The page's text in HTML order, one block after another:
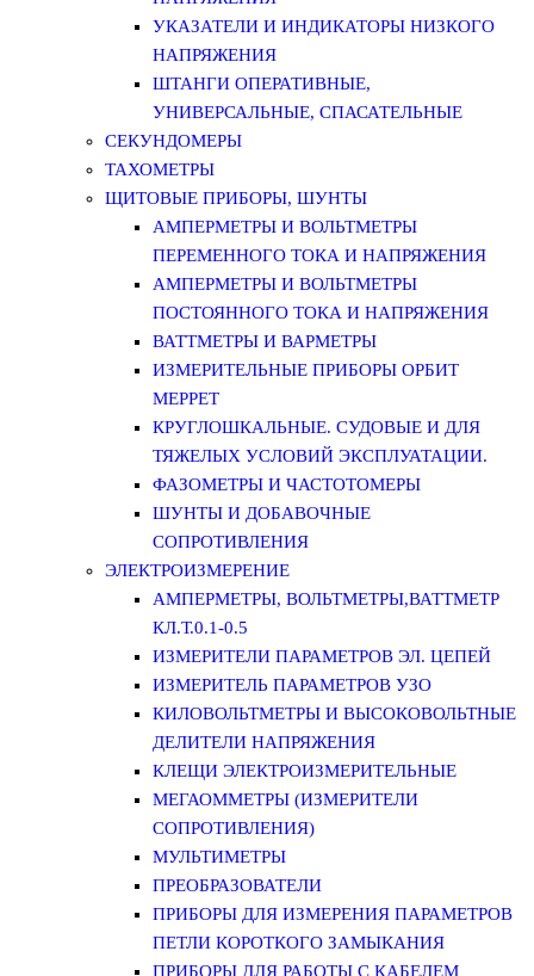
УКАЗАТЕЛИ И ИНДИКАТОРЫ НИЗКОГО
НАПРЯЖЕНИЯ
ШТАНГИ ОПЕРАТИВНЫЕ,
УНИВЕРСАЛЬНЫЕ, СПАСАТЕЛЬНЫЕ
СЕКУНДОМЕРЫ
ТАХОМЕТРЫ
ЩИТОВЫЕ ПРИБОРЫ, ШУНТЫ
АМПЕРМЕТРЫ И ВОЛЬТМЕТРЫ
ПЕРЕМЕННОГО ТОКА И НАПРЯЖЕНИЯ
АМПЕРМЕТРЫ И ВОЛЬТМЕТРЫ
ПОСТОЯННОГО ТОКА И НАПРЯЖЕНИЯ
ВАТТМЕТРЫ И ВАРМЕТРЫ
ИЗМЕРИТЕЛЬНЫЕ ПРИБОРЫ ОРБИТ
МЕРРЕТ
КРУГЛОШКАЛЬНЫЕ. СУДОВЫЕ И ДЛЯ
ТЯЖЕЛЫХ УСЛОВИЙ ЭКСПЛУАТАЦИИ.
ФАЗОМЕТРЫ И ЧАСТОТОМЕРЫ
ШУНТЫ И ДОБАВОЧНЫЕ
СОПРОТИВЛЕНИЯ
ЭЛЕКТРОИЗМЕРЕНИЕ
АМПЕРМЕТРЫ, ВОЛЬТМЕТРЫ,ВАТТМЕТР
КЛ.Т.0.1-0.5
ИЗМЕРИТЕЛИ ПАРАМЕТРОВ ЭЛ. ЦЕПЕЙ
ИЗМЕРИТЕЛЬ ПАРАМЕТРОВ УЗО
КИЛОВОЛЬТМЕТРЫ И ВЫСОКОВОЛЬТНЫЕ
ДЕЛИТЕЛИ НАПРЯЖЕНИЯ
КЛЕЩИ ЭЛЕКТРОИЗМЕРИТЕЛЬНЫЕ
МЕГАОММЕТРЫ (ИЗМЕРИТЕЛИ
СОПРОТИВЛЕНИЯ)
МУЛЬТИМЕТРЫ
ПРЕОБРАЗОВАТЕЛИ
ПРИБОРЫ ДЛЯ ИЗМЕРЕНИЯ ПАРАМЕТРОВ
ПЕТЛИ КОРОТКОГО ЗАМЫКАНИЯ
ПРИБОРЫ ДЛЯ РАБОТЫ С КАБЕЛЕМ